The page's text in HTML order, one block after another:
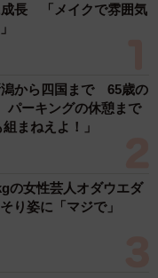
成長 「メイクで雰囲気
潟から四国まで 65歳の
ーキングの休憩まで
まねえよ！」
の女性芸人オダウエダ
り姿に「マジで」